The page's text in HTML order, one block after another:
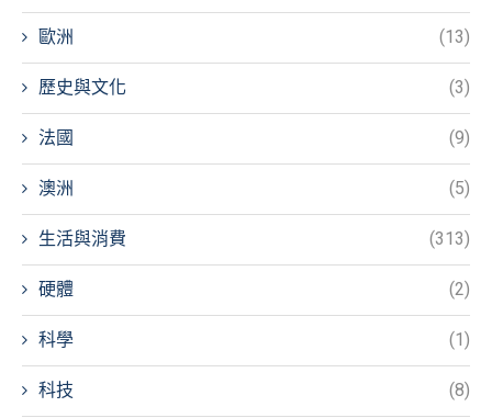
歐洲 (13)
歷史與文化 (3)
法國 (9)
澳洲 (5)
生活與消費 (313)
硬體 (2)
科學 (1)
科技 (8)